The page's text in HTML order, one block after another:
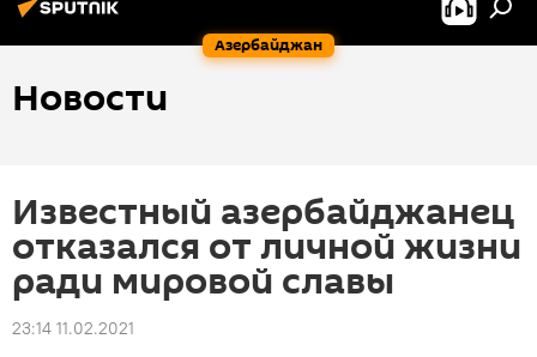
Азербайджан
Новости
Известный азербайджанец
отказался от личной жизни
ради мировой славы
23:14 11.02.2021